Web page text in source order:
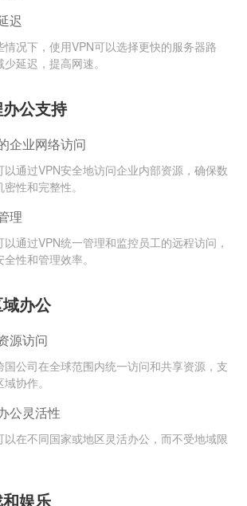
迟
情况下，使用VPN可以选择更快的服务器路
延迟，提高网速。
公支持
企业网络访问
以通过VPN安全地访问企业内部资源，确保数
性和完整性。
理
以通过VPN统一管理和监控员工的远程访问，
性和管理效率。
办公
源访问
国公司在全球范围内统一访问和共享资源，支
协作。
公灵活性
以在不同国家或地区灵活办公，而不受地域限
娱乐